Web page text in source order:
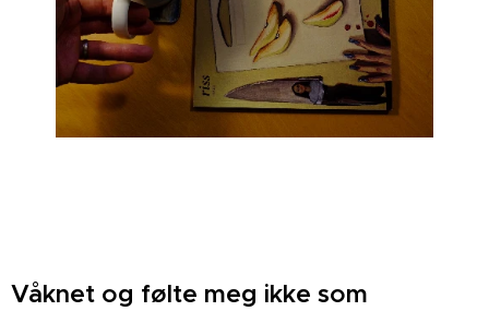
Våknet og følte meg ikke som